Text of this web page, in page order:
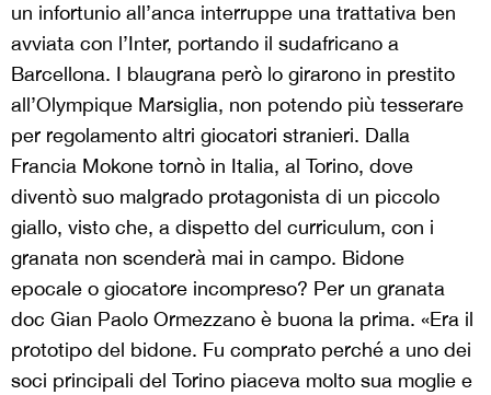
un infortunio all’anca interruppe una trattativa ben
avviata con l’Inter, portando il sudafricano a
Barcellona. I blaugrana però lo girarono in prestito
all’Olympique Marsiglia, non potendo più tesserare
per regolamento altri giocatori stranieri. Dalla
Francia Mokone tornò in Italia, al Torino, dove
diventò suo malgrado protagonista di un piccolo
giallo, visto che, a dispetto del curriculum, con i
granata non scenderà mai in campo. Bidone
epocale o giocatore incompreso? Per un granata
doc Gian Paolo Ormezzano è buona la prima. «Era il
prototipo del bidone. Fu comprato perché a uno dei
soci principali del Torino piaceva molto sua moglie e